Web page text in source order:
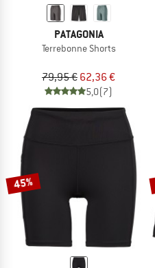
PATAGONIA
Terrebonne Shorts
79,95 € 62,36 €
5,0(7)
45%